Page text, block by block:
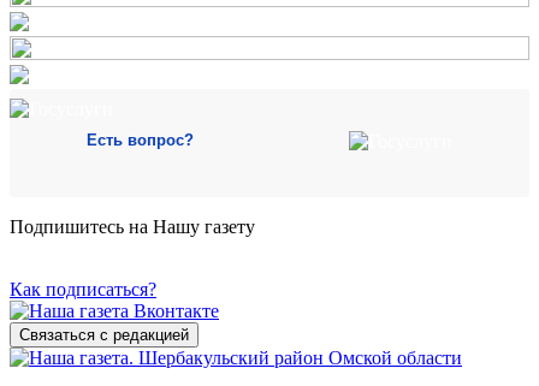
Есть вопрос?
Подпишитесь на Нашу газету
Как подписаться?
Связаться с редакцией